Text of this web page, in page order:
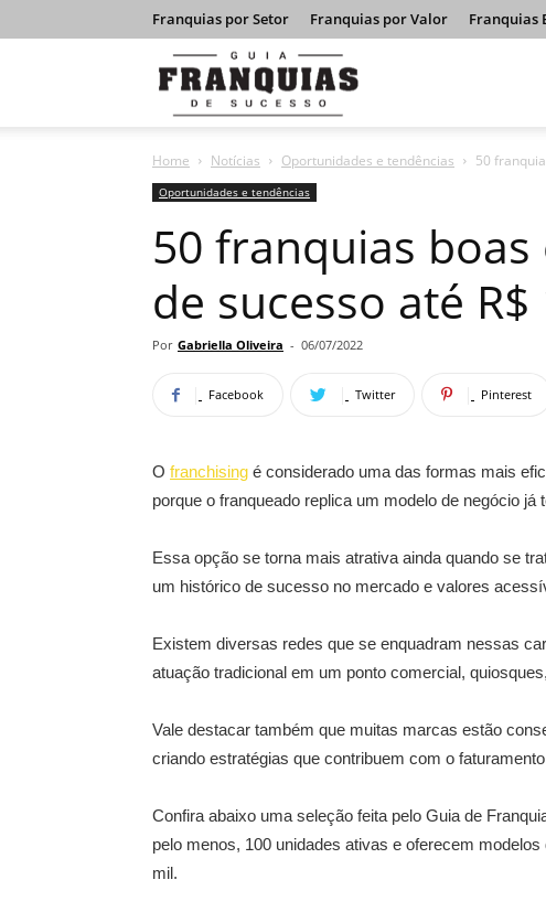
Franquias por Setor Franquias por Valor Franquias
Franquias
de
Sucesso
Home Notícias Oportunidades e tendências 50
Oportunidades e tendências
50 franquias
de sucesso até
Por Gabriella Oliveira - 06/07/2022
Facebook Twitter Pinterest
O franchising é considerado uma das formas mais
porque o franqueado replica um modelo de negócio
Essa opção se torna mais atrativa ainda quando se
um histórico de sucesso no mercado e valores
Existem diversas redes que se enquadram nessas
atuação tradicional em um ponto comercial,
Vale destacar também que muitas marcas estão
criando estratégias que contribuem com o
Confira abaixo uma seleção feita pelo Guia de
pelo menos, 100 unidades ativas e oferecem
mil.